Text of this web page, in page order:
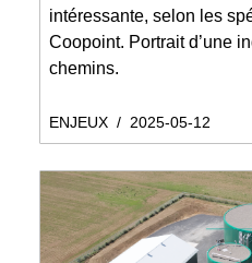
intéressante, selon les
Coopoint. Portrait d’une
chemins.
ENJEUX / 2025-05-12